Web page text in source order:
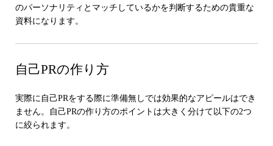
のパーソナリティとマッチしているかを判断するための貴重な
資料になります。
自己PRの作り方
実際に自己PRをする際に準備無しでは効果的なアピールはでき
ません。自己PRの作り方のポイントは大きく分けて以下の2つ
に絞られます。